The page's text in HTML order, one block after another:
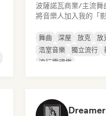
波薩諾瓦商業/主流舞
將音樂人加入我的「
舞曲 深屋 放克
放
浩室音樂
獨立流行
流行靈魂樂